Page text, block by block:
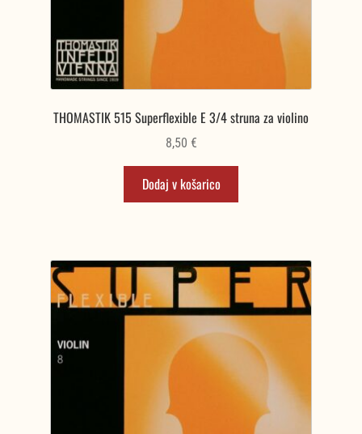
THOMASTIK 515 Superflexible E 3/4 struna za violino
8,50 €
Dodaj v košarico